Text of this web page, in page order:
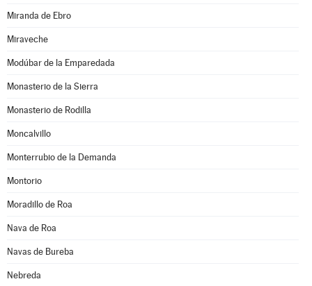
Miranda de Ebro
Miraveche
Modúbar de la Emparedada
Monasterio de la Sierra
Monasterio de Rodilla
Moncalvillo
Monterrubio de la Demanda
Montorio
Moradillo de Roa
Nava de Roa
Navas de Bureba
Nebreda